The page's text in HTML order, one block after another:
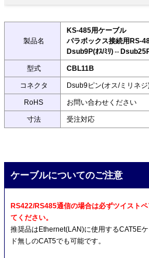
製品名
KS-485用ケーブル
パラボックス接続用RS-
Dsub9P(ｵｽ/ﾐﾘ
型式 CBL11B
コネクタ Dsub9ピン(オス/ミリネ
RoHS お問い合わせください
寸法 受注対応
ケーブルについてのご注意
RS422/RS485通信の場合は必ずツイスト
てください。
推奨品はEthernet(LAN)に使用するCAT5E
ド無しのCAT5でも可能です。